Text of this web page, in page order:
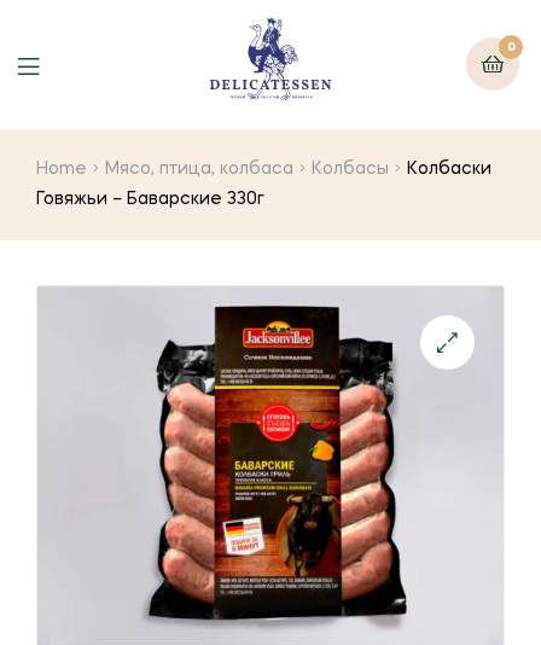
0
Home Мясо, птица, колбаса Колбасы
Колбаски
Говяжьи – Баварские 330г